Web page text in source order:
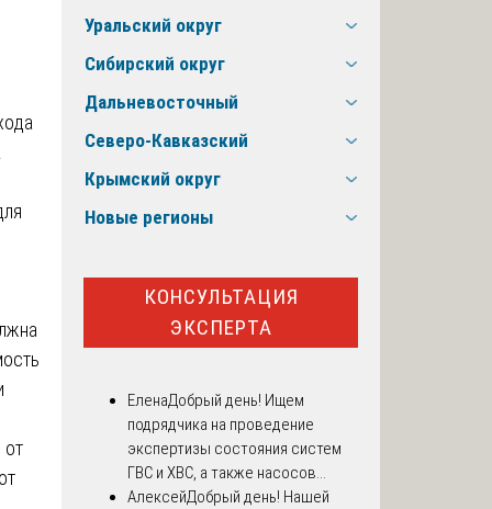
от
от
Уральский округ
Сибирский округ
Дальневосточный
Северо-Кавказский
Крымский округ
Новые регионы
КОНСУЛЬТАЦИЯ
ЭКСПЕРТА
ЕленаДобрый день! Ищем
подрядчика на проведение
экспертизы состояния систем
ГВС и ХВС, а также насосов...
АлексейДобрый день! Нашей